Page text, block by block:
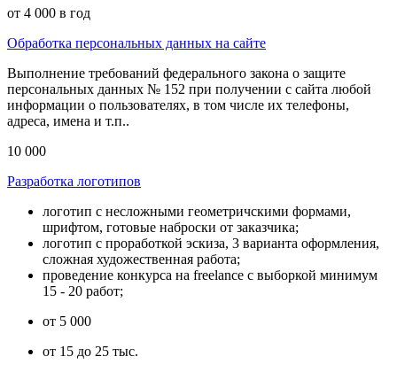
от 4 000 в год
Обработка персональных данных на сайте
Выполнение требований федерального закона о защите
персональных данных № 152 при получении с сайта любой
информации о пользователях, в том числе их телефоны,
адреса, имена и т.п..
10 000
Разработка логотипов
логотип с несложными геометричскими формами,
шрифтом, готовые наброски от заказчика;
логотип с проработкой эскиза, 3 варианта оформления,
сложная художественная работа;
проведение конкурса на freelance с выборкой минимум
15 - 20 работ;
от 5 000
от 15 до 25 тыс.